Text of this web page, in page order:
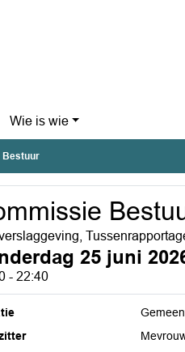
Wie is wie
Bestuur
25 juni
- 22:40